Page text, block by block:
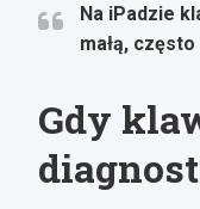
Na iPadzie
małą,
Gdy